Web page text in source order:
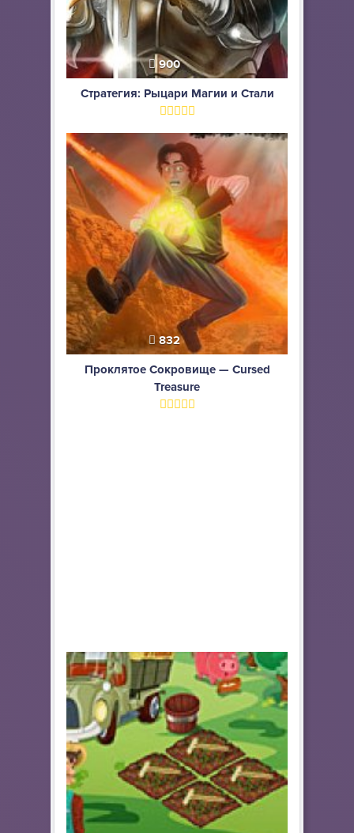
900
Стратегия: Рыцари Магии и Стали
832
Проклятое Сокровище — Cursed
Treasure